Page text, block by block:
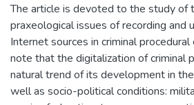
The article is devoted to the study of
praxeological issues of recording and
Internet sources in criminal
note that the digitalization of criminal
natural trend of its development in
well as socio-political conditions: